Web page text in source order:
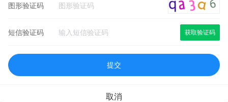
图形验证码
短信验证码 获取验证码
提交
取消